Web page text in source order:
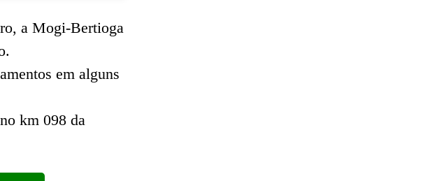
a Mogi-Bertioga
em alguns
km 098 da